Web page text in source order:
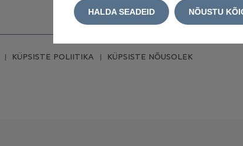
KÜPSISTE POLIITIKA KÜPSISTE NÕUSOLEK
HALDA SEADEID NÕUSTU